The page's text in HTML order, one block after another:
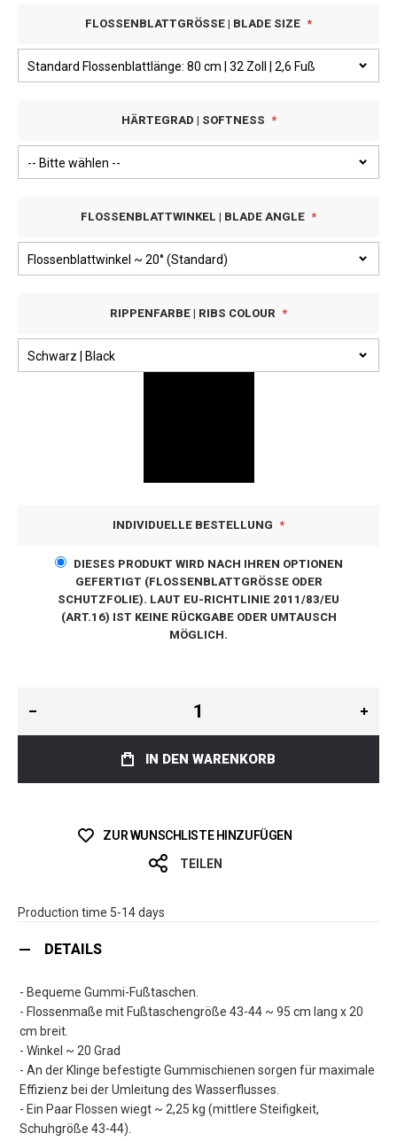
FLOSSENBLATTGRÖSSE | BLADE SIZE
HÄRTEGRAD | SOFTNESS
FLOSSENBLATTWINKEL | BLADE ANGLE
RIPPENFARBE | RIBS COLOUR
INDIVIDUELLE BESTELLUNG
DIESES PRODUKT WIRD NACH IHREN OPTIONEN
GEFERTIGT (FLOSSENBLATTGRÖSSE ODER S
CHUTZFOLIE). LAUT EU-RICHTLINIE 2011/83/EU (
ART.16) IST KEINE RÜCKGABE ODER UMTAUSCH M
ÖGLICH.
IN DEN WARENKORB
ZUR WUNSCHLISTE HINZUFÜGEN
TEILEN
Production time 5-14 days
DETAILS
- Bequeme Gummi-Fußtaschen.
- Flossenmaße mit Fußtaschengröße 43-44 ~ 95 cm lang x 20
cm breit.
- Winkel ~ 20 Grad
- An der Klinge befestigte Gummischienen sorgen für maximale
Effizienz bei der Umleitung des Wasserflusses.
- Ein Paar Flossen wiegt ~ 2,25 kg (mittlere Steifigkeit,
Schuhgröße 43-44).